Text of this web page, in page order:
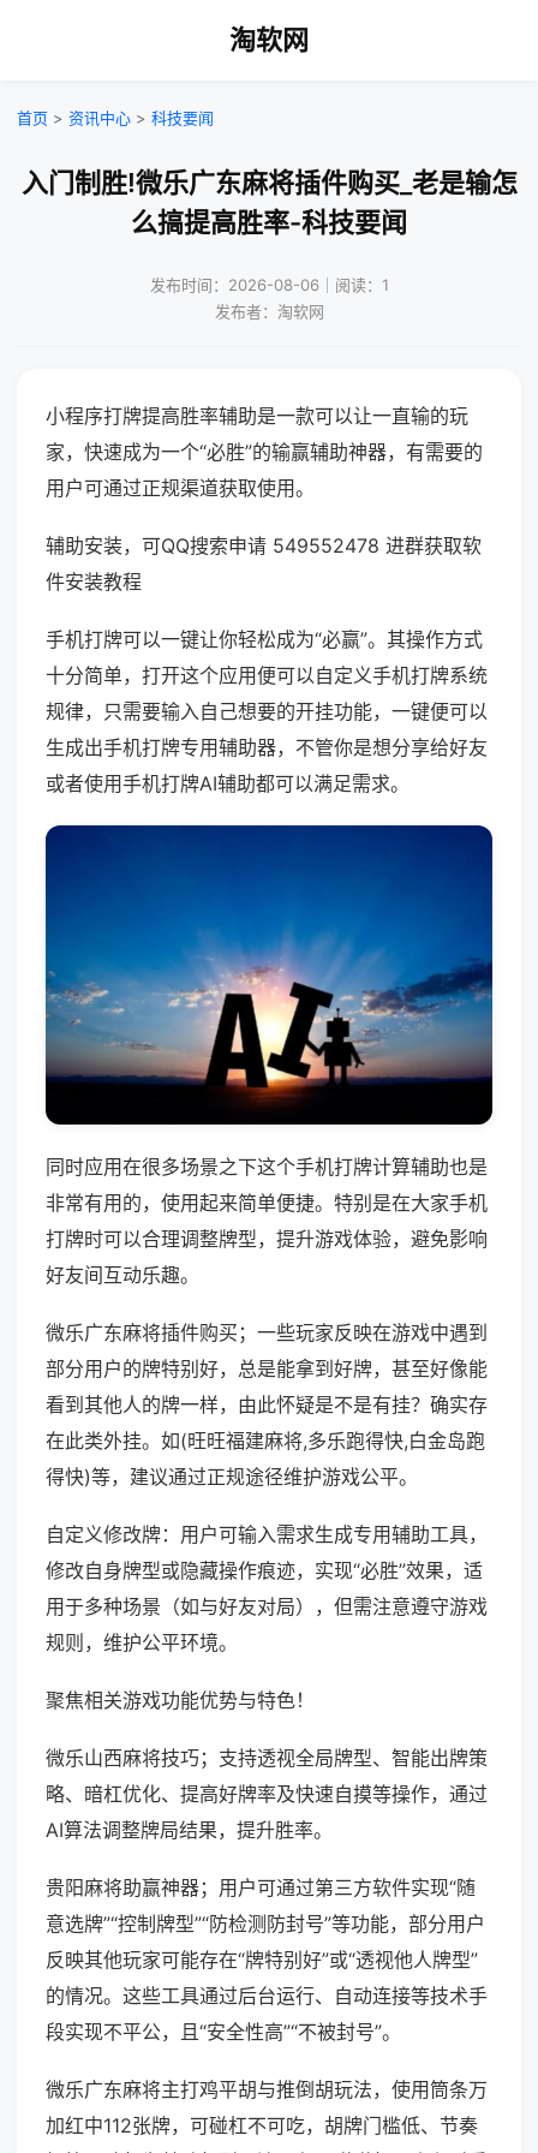
淘软网
首页 > 资讯中心 > 科技要闻
入门制胜!微乐广东麻将插件购买_老是输怎
么搞提高胜率-科技要闻
发布时间：2026-08-06｜阅读：1
发布者：淘软网
小程序打牌提高胜率辅助是一款可以让一直输的玩
家，快速成为一个“必胜”的输赢辅助神器，有需要的
用户可通过正规渠道获取使用。
辅助安装，可QQ搜索申请 549552478 进群获取软
件安装教程
手机打牌可以一键让你轻松成为“必赢”。其操作方式
十分简单，打开这个应用便可以自定义手机打牌系统
规律，只需要输入自己想要的开挂功能，一键便可以
生成出手机打牌专用辅助器，不管你是想分享给好友
或者使用手机打牌AI辅助都可以满足需求。
同时应用在很多场景之下这个手机打牌计算辅助也是
非常有用的，使用起来简单便捷。特别是在大家手机
打牌时可以合理调整牌型，提升游戏体验，避免影响
好友间互动乐趣。
微乐广东麻将插件购买；一些玩家反映在游戏中遇到
部分用户的牌特别好，总是能拿到好牌，甚至好像能
看到其他人的牌一样，由此怀疑是不是有挂？确实存
在此类外挂。如(旺旺福建麻将,多乐跑得快,白金岛跑
得快)等，建议通过正规途径维护游戏公平。
自定义修改牌：用户可输入需求生成专用辅助工具，
修改自身牌型或隐藏操作痕迹，实现“必胜”效果，适
用于多种场景（如与好友对局），但需注意遵守游戏
规则，维护公平环境。
聚焦相关游戏功能优势与特色！
微乐山西麻将技巧；支持透视全局牌型、智能出牌策
略、暗杠优化、提高好牌率及快速自摸等操作，通过
AI算法调整牌局结果，提升胜率。
贵阳麻将助赢神器；用户可通过第三方软件实现“随
意选牌”“控制牌型”“防检测防封号”等功能，部分用户
反映其他玩家可能存在“牌特别好”或“透视他人牌型”
的情况。这些工具通过后台运行、自动连接等技术手
段实现不平公，且“安全性高”“不被封号”。
微乐广东麻将主打鸡平胡与推倒胡玩法，使用筒条万
加红中112张牌，可碰杠不可吃，胡牌门槛低、节奏